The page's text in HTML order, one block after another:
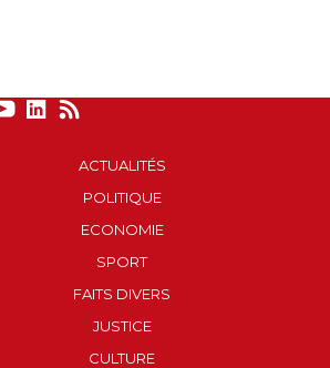
ACTUALITÉS
POLITIQUE
ECONOMIE
SPORT
FAITS DIVERS
JUSTICE
CULTURE